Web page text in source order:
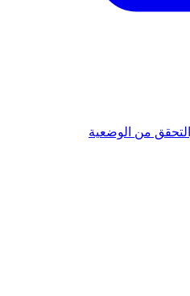
من الوضعية